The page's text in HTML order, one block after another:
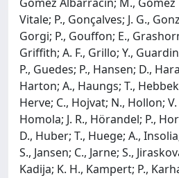
Vitale; P., Gonçalves; J. G.,
Gorgi; P., Gouffon; E.,
Griffith; A. F., Grillo; Y.,
P., Guedes; P., Hansen; D.,
Harton; A., Haungs; T.,
Herve; C., Hojvat; N., Hollon; V.
Homola; J. R., Hörandel; P.,
D., Huber; T., Huege; A.,
S., Jansen; C., Jarne; S.,
Kadija; K. H., Kampert; P.,